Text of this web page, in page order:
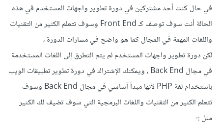
في حال كنت أحد مشتركين في دورة تطوير واجهات المستخدم في هذه
الحالة أنت سوف توصف كـ Front End وسوف تتعلم الكثير من التقنيات
واللغات المهمة في المجال كما هو واضح في مسارات الدورة ،
لكن دورة تطوير واجهات المستخدم لم يتم التطرق إلى اللغات المستخدمة
في مجال Back End ، ويمكنك الإشتراك في دورة تطوير تطبيقات الويب
باستخدام لغة PHP لأنها مبدأ أساسي في مجال Back End وسوف
تتعلم الكثير من التقنيات واللغات البرمجية التي سوف تضيف لك الكثير
مثل:-